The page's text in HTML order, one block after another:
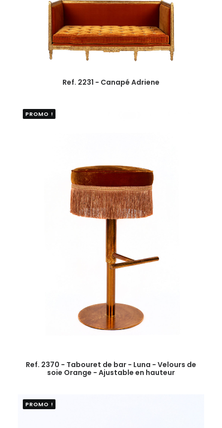
Ref. 2231 - Canapé Adriene
PROMO !
Ref. 2370 - Tabouret de bar - Luna - Velours de
soie Orange - Ajustable en hauteur
PROMO !